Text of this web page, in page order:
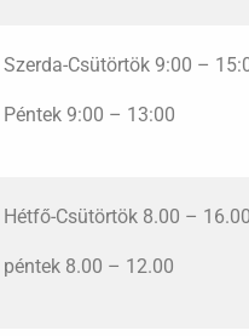
Szerda-Csütörtök 9:00 –
Péntek 9:00 – 13:00
Hétfő-Csütörtök 8.00 – 16.00
péntek 8.00 – 12.00